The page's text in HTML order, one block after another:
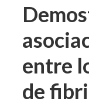
entre
de